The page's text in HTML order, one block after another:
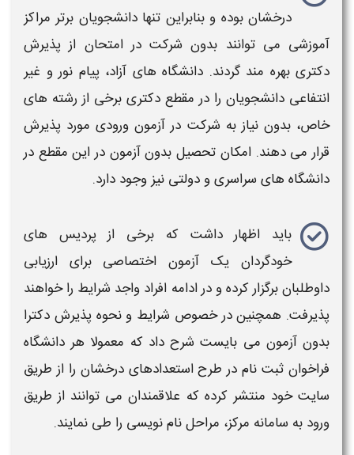
درخشان بوده و بنابراین تنها دانشجویان برتر مراکز
آموزشی می توانند بدون شرکت در امتحان از پذیرش
دکتری بهره مند گردند. دانشگاه های آزاد، پیام نور و غیر
انتفاعی دانشجویان را در مقطع دکتری برخی از رشته های
خاص، بدون نیاز به شرکت در آزمون ورودی مورد پذیرش
قرار می دهند. امکان تحصیل بدون آزمون در این مقطع در
دانشگاه های سراسری و دولتی نیز وجود دارد.
باید اظهار داشت که برخی از پردیس های
خودگردان یک آزمون اختصاصی برای ارزیابی
داوطلبان برگزار کرده و در ادامه افراد واجد شرایط را خواهند
پذیرفت. همچنین در خصوص شرایط و نحوه پذیرش دکترا
بدون آزمون می بایست شرح داد که معمولا هر دانشگاه
فراخوان ثبت نام در طرح استعدادهای درخشان را از طریق
سایت خود منتشر کرده که علاقمندان می توانند از طریق
ورود به سامانه مرکز، مراحل نام نویسی را طی نمایند.